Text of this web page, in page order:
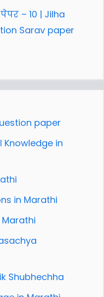
– 10 | Jilha
Sarav paper
paper
in
in Marathi
Shubhechha